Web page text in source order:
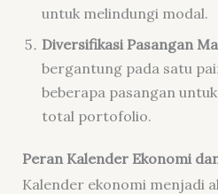
untuk melindungi modal.
Diversifikasi Pasangan
bergantung pada satu
beberapa pasangan
total portofolio.
Peran Kalender Ekonomi
Kalender ekonomi menjadi